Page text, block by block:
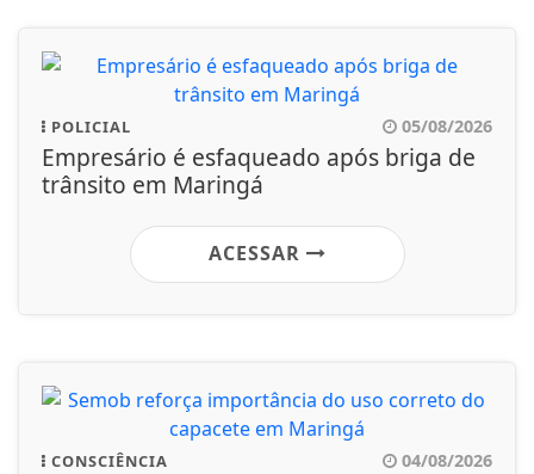
POLICIAL 05/08/2026
Empresário é esfaqueado após briga de
trânsito em Maringá
ACESSAR
CONSCIÊNCIA 04/08/2026